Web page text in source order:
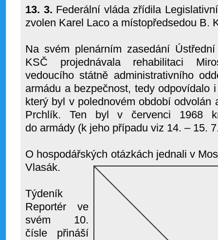
13. 3. Federální vláda zřídila
zvolen Karel Laco a místopředsedou B.
Na svém plenárním zasedání
KSČ projednávala rehabilitaci
vedoucího státně administrativního
armádu a bezpečnost, tedy odpovídalo
který byl v polednovém období odvolán
Prchlík. Ten byl v červenci 1968
do armády (k jeho případu viz 14. – 15.
O hospodářských otázkách jednali v
Vlasák.
Týdeník
Reportér ve
svém 10.
čísle přináší